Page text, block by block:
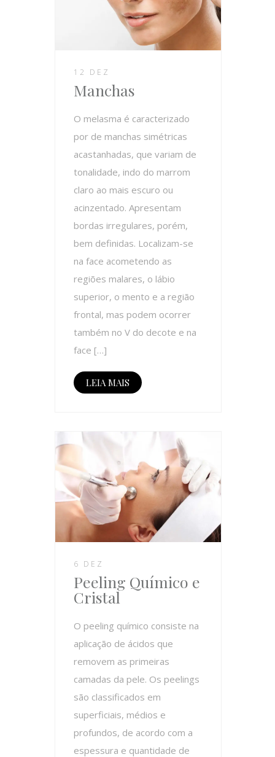
12 DEZ
Manchas
O melasma é caracterizado
por de manchas simétricas
acastanhadas, que variam de
tonalidade, indo do marrom
claro ao mais escuro ou
acinzentado. Apresentam
bordas irregulares, porém,
bem definidas. Localizam-se
na face acometendo as
regiões malares, o lábio
superior, o mento e a região
frontal, mas podem ocorrer
também no V do decote e na
face […]
LEIA MAIS
6 DEZ
Peeling Químico e
Cristal
O peeling químico consiste na
aplicação de ácidos que
removem as primeiras
camadas da pele. Os peelings
são classificados em
superficiais, médios e
profundos, de acordo com a
espessura e quantidade de